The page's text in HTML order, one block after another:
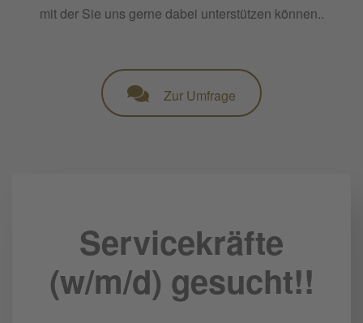
mit der Sie uns gerne dabei unterstützen können..
Zur Umfrage
Servicekräfte
(w/m/d) gesucht!!